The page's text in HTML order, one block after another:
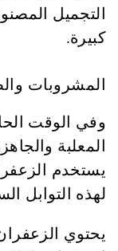
التجميل
كبيرة.
المشروبات
وفي الوقت
المعلبة
يستخدم
لهذه التوابل
يحتوي